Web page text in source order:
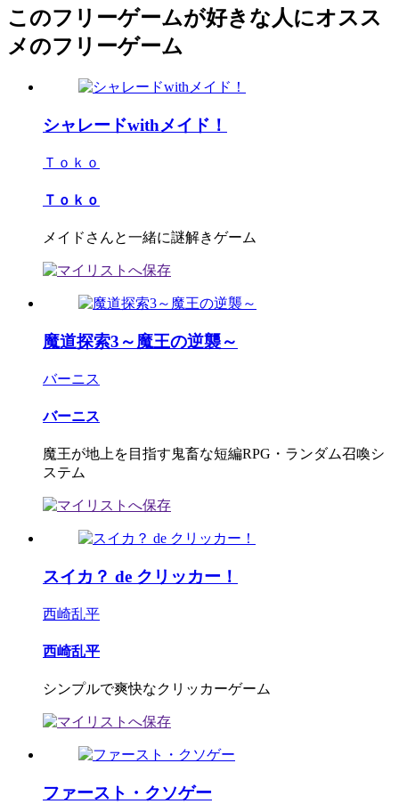
このフリーゲームが好きな人にオスス
メのフリーゲーム
シャレードwithメイド！
Ｔｏｋｏ
Ｔｏｋｏ
メイドさんと一緒に謎解きゲーム
魔道探索3～魔王の逆襲～
バーニス
バーニス
魔王が地上を目指す鬼畜な短編RPG・ランダム召喚シ
ステム
スイカ？ de クリッカー！
西崎乱平
西崎乱平
シンプルで爽快なクリッカーゲーム
ファースト・クソゲー